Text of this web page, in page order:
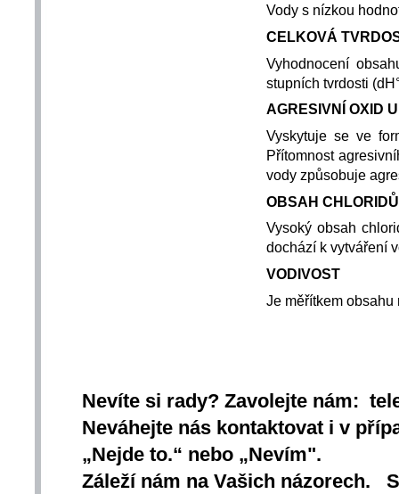
Vody s nízkou
CELKOVÁ
Vyhodnocení
stupních tvrdosti
AGRESIVNÍ OXID
Vyskytuje se ve
Přítomnost
vody způsobuje
OBSAH CHLORIDŮ
Vysoký obsah
dochází k vytváření
VODIVOST
Je měřítkem
Nevíte si rady? Zavolejte nám:
Neváhejte nás kontaktovat i v
„Nejde to.“ nebo „Nevím".
Záleží nám na Vašich názorech.